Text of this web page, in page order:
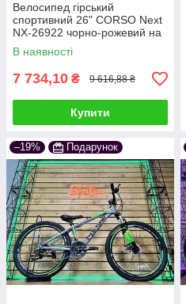
Велосипед гірський
спортивний 26" CORSO Next
NX-26922 чорно-рожевий на
рост 130-145 cм
В наявності
7 734,10 ₴ 9 616,88 ₴
Купити
–19% Подарунок